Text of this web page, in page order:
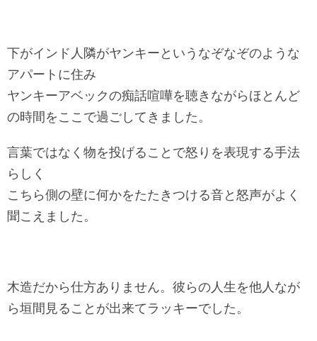
下がインド人隣がヤンキーというなぞなぞのような
アパートに住み
ヤンキーアベックの痴話喧嘩を聴きながらほとんど
の時間をここで過ごしてきました。
言葉ではなく物を投げることで怒りを表現する手法
らしく
こちら側の壁に何かをたたきつける音と怒声がよく
聞こえました。
木造だから仕方ありません。 彼らの人生を他人なが
ら垣間見ることが出来てラッキーでした。